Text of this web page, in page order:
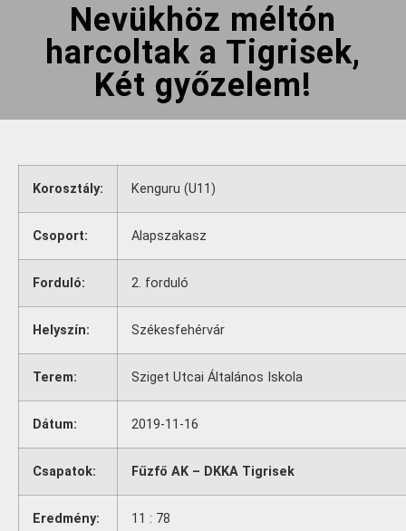
Nevükhöz méltón
harcoltak a Tigrisek,
Két győzelem!
Korosztály: Kenguru (U11)
Csoport: Alapszakasz
Forduló: 2. forduló
Helyszín: Székesfehérvár
Terem: Sziget Utcai Általános Iskola
Dátum: 2019-11-16
Csapatok: Fűzfő AK – DKKA Tigrisek
Eredmény: 11 : 78